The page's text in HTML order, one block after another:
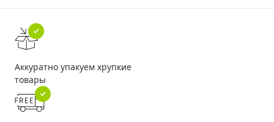
Аккуратно упакуем хрупкие
товары